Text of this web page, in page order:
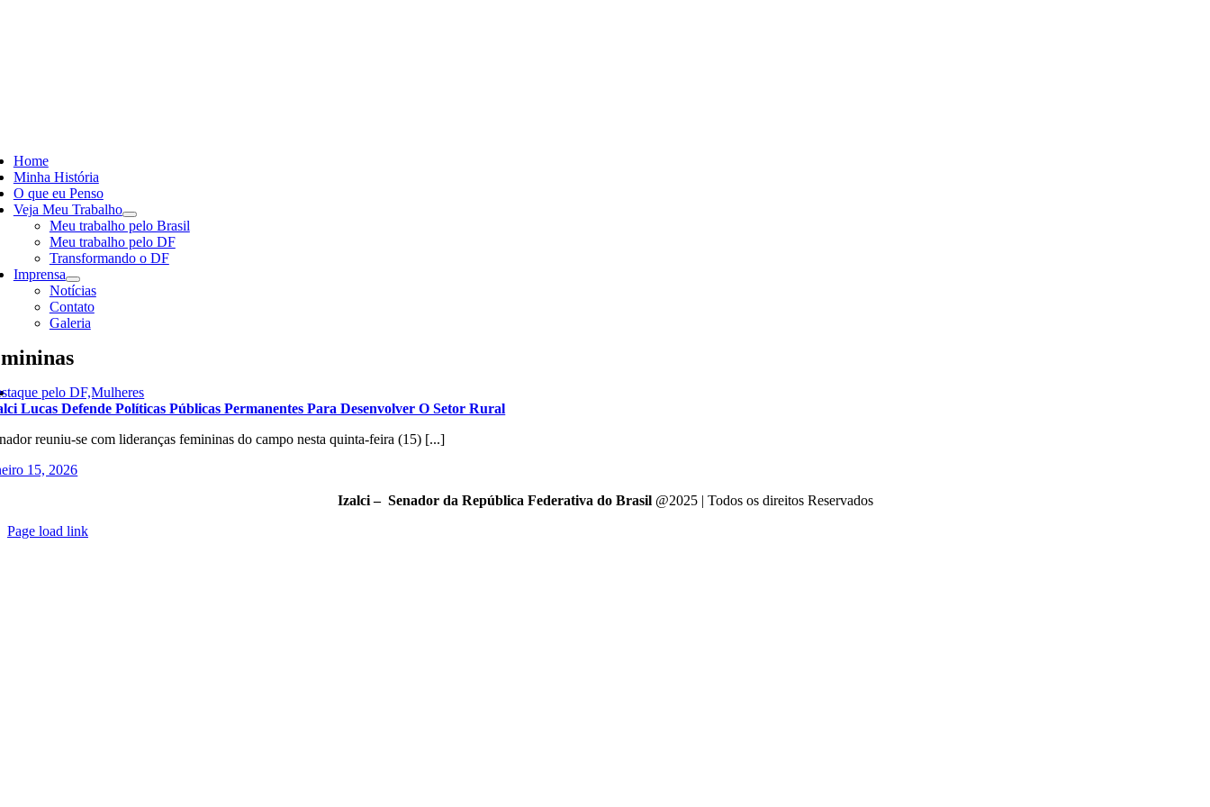
Home
Minha História
O que eu Penso
Veja Meu Trabalho
Meu trabalho pelo Brasil
Meu trabalho pelo DF
Transformando o DF
Imprensa
Notícias
Contato
Galeria
pelo DF,Mulheres
Lucas Defende Políticas Públicas Permanentes Para Desenvolver O Setor Rural
reuniu-se com lideranças femininas do campo nesta quinta-feira (15) [...]
15, 2026
Izalci – Senador da República Federativa do Brasil@2025 | Todos os direitos Reservados
Page load link